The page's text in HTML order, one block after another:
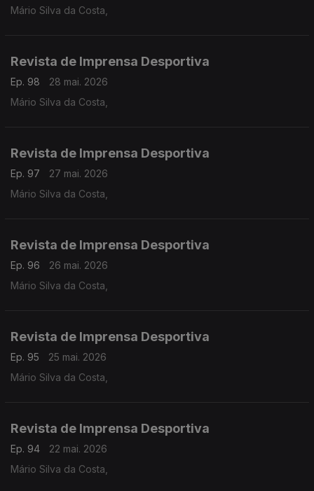
Mário Silva da Costa,
Revista de Imprensa Desportiva
Ep. 98
28 mai. 2026
Mário Silva da Costa,
Revista de Imprensa Desportiva
Ep. 97
27 mai. 2026
Mário Silva da Costa,
Revista de Imprensa Desportiva
Ep. 96
26 mai. 2026
Mário Silva da Costa,
Revista de Imprensa Desportiva
Ep. 95
25 mai. 2026
Mário Silva da Costa,
Revista de Imprensa Desportiva
Ep. 94
22 mai. 2026
Mário Silva da Costa,